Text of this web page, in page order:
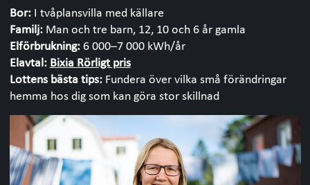
Bor: I tvåplansvilla med källare
Familj:Man och tre barn, 12, 10 och 6 år gamla
Elförbrukning: 6 000–7 000 kWh/år
Elavtal: Bixia Rörligt pris
Lottens bästa tips:Fundera över vilka små förändringar
hemma hos dig som kan göra stor skillnad